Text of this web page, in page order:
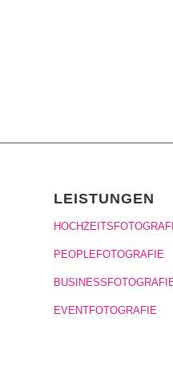
LEISTUNGEN
PEOPLEFOTOGRAFIE
EVENTFOTOGRAFIE